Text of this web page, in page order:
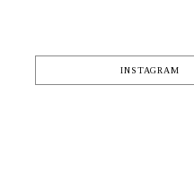
INSTAGRAM